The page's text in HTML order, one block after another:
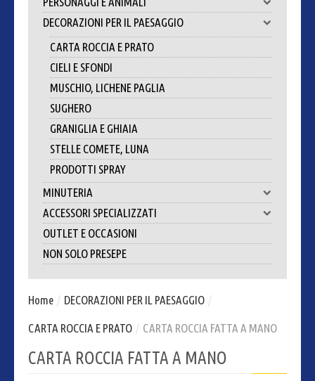
DECORAZIONI PER IL PAESAGGIO
CARTA ROCCIA E PRATO
CIELI E SFONDI
MUSCHIO, LICHENE PAGLIA
SUGHERO
GRANIGLIA E GHIAIA
STELLE COMETE, LUNA
PRODOTTI SPRAY
MINUTERIA
ACCESSORI SPECIALIZZATI
OUTLET E OCCASIONI
NON SOLO PRESEPE
Home / DECORAZIONI PER IL PAESAGGIO /
CARTA ROCCIA E PRATO / CARTA ROCCIA FATTA A MANO
CARTA ROCCIA FATTA A MANO